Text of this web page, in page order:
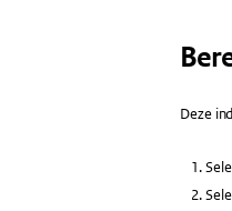
Deze